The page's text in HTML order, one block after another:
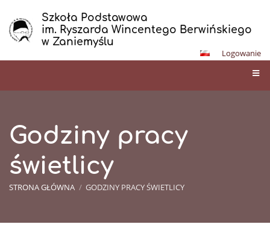
Szkoła Podstawowa
im. Ryszarda Wincentego Berwińskiego
w Zaniemyślu
Logowanie
Godziny pracy
świetlicy
STRONA GŁÓWNA / GODZINY PRACY ŚWIETLICY